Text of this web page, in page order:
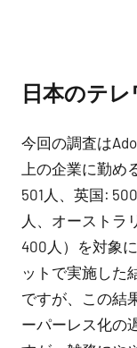
日本のテ
今回の調査は
上の企業に勤
501人、英国:
人、オーストラ
400人）を対象
ットで実施した
ですが、この結
ーパーレス化の